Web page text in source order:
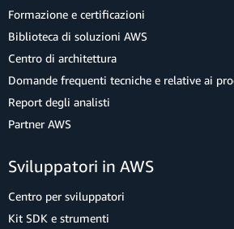
Formazione e certificazioni
Biblioteca di soluzioni AWS
Centro di architettura
Domande frequenti tecniche e relative ai
Report degli analisti
Partner AWS
Sviluppatori in AWS
Centro per sviluppatori
Kit SDK e strumenti